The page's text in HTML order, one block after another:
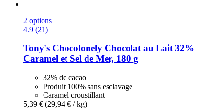
2 options
4.9 (21)
Tony's Chocolonely Chocolat au Lait 32%
Caramel et Sel de Mer, 180 g
32% de cacao
Produit 100% sans esclavage
Caramel croustillant
5,39 € (29,94 € / kg)